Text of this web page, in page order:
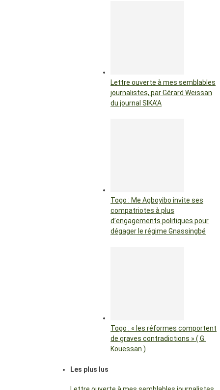
Lettre ouverte à mes semblables
journalistes, par Gérard Weissan
du journal SIKA’A
Togo : Me Agboyibo invite ses
compatriotes à plus
d’engagements politiques pour
dégager le régime Gnassingbé
Togo : « les réformes comportent
de graves contradictions » ( G.
Kouessan )
Les plus lus